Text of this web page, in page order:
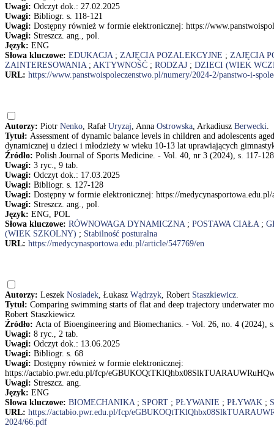
Uwagi: Odczyt dok.: 27.02.2025
Uwagi: Bibliogr. s. 118-121
Uwagi: Dostępny również w formie elektronicznej: https://
Uwagi: Streszcz. ang., pol.
Język: ENG
Słowa kluczowe: EDUKACJA; ZAJĘCIA POZALEKCYJNE ; ZAJĘCIA
ZAINTERESOWANIA; AKTYWNOŚĆ ; RODZAJ ; DZIECI (WIEK
URL: https://www.panstwoispoleczenstwo.pl/numery/2024-2/panstwo-i-
Autorzy: Piotr Nenko, Rafał Uryzaj, Anna Ostrowska, Arkadiusz Berwecki.
Tytuł: Assessment of dynamic balance levels in children and adolescents
dynamicznej u dzieci i młodzieży w wieku 10-13 lat uprawiających
Źródło: Polish Journal of Sports Medicine. - Vol. 40, nr 3 (2024), s. 117-128
Uwagi: 3 ryc., 9 tab.
Uwagi: Odczyt dok.: 17.03.2025
Uwagi: Bibliogr. s. 127-128
Uwagi: Dostępny w formie elektronicznej: https://
Uwagi: Streszcz. ang., pol.
Język: ENG, POL
Słowa kluczowe: RÓWNOWAGA DYNAMICZNA; POSTAWA CIAŁA;
(WIEK SZKOLNY) ; Stabilność posturalna
URL: https://medycynasportowa.edu.pl/article/547769/en
Autorzy: Leszek Nosiadek, Łukasz Wądrzyk, Robert Staszkiewicz.
Tytuł: Comparing swimming starts of flat and deep trajectory underwater
Robert Staszkiewicz
Źródło: Acta of Bioengineering and Biomechanics. - Vol. 26, no. 4 (2024),
Uwagi: 8 ryc., 2 tab.
Uwagi: Odczyt dok.: 13.06.2025
Uwagi: Bibliogr. s. 68
Uwagi: Dostępny również w formie elektronicznej:
https://actabio.pwr.edu.pl/fcp/
Uwagi: Streszcz. ang.
Język: ENG
Słowa kluczowe: BIOMECHANIKA; SPORT ; PŁYWANIE ; PŁYWAK ;
URL: https://actabio.pwr.edu.pl/fcp/
2024/66.pdf